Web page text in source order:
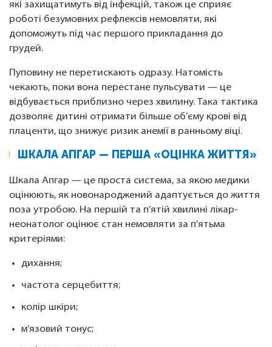
які захищатимуть від інфекцій, також це сприяє
роботі безумовних рефлексів немовляти, які
допоможуть під час першого прикладання до
грудей.
Пуповину не перетискають одразу. Натомість
чекають, поки вона перестане пульсувати — це
відбувається приблизно через хвилину. Така тактика
дозволяє дитині отримати більше об’єму крові від
плаценти, що знижує ризик анемії в ранньому віці.
ШКАЛА АПГАР — ПЕРША «ОЦІНКА ЖИТТЯ»
Шкала Апгар — це проста система, за якою медики
оцінюють, як новонароджений адаптується до життя
поза утробою. На першій та п’ятій хвилині лікар-
неонатолог оцінює стан немовляти за п’ятьма
критеріями:
дихання;
частота серцебиття;
колір шкіри;
м’язовий тонус;